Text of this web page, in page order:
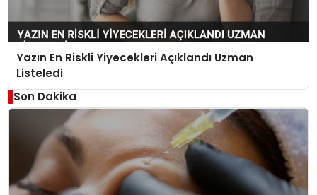
Yazın En Riskli Yiyecekleri Açıklandı Uzman
Listeledi
Son Dakika